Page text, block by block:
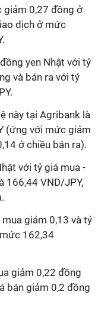
giảm 0,27 đồng ở
dịch ở mức
yen Nhật với tỷ
và bán ra với tỷ
này tại Agribank là
(ứng với mức giảm
ở chiều bán ra).
với tỷ giá mua -
166,44 VND/JPY,
giảm 0,13 và tỷ
162,34
giảm 0,22 đồng
bán giảm 0,2 đồng